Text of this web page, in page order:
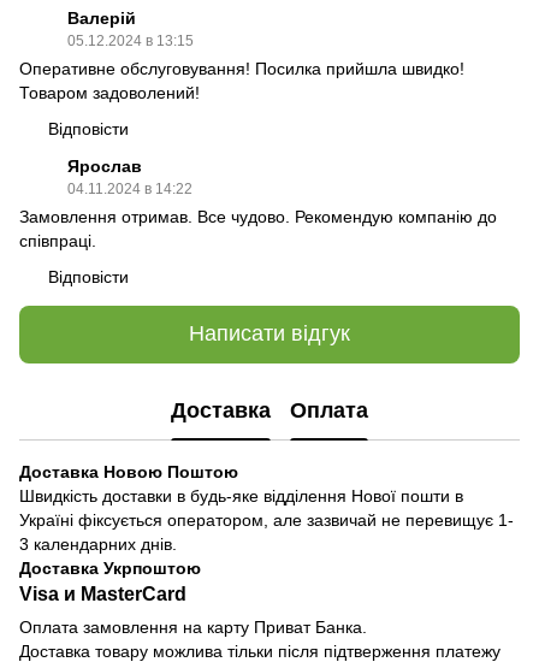
Валерій
05.12.2024 в 13:15
Оперативне обслуговування! Посилка прийшла швидко!
Товаром задоволений!
Відповісти
Ярослав
04.11.2024 в 14:22
Замовлення отримав. Все чудово. Рекомендую компанію до
співпраці.
Відповісти
Написати відгук
Доставка Оплата
Доставка Новою Поштою
Швидкість доставки в будь-яке відділення Нової пошти в
Україні фіксується оператором, але зазвичай не перевищує 1-
3 календарних днів.
Доставка Укрпоштою
Visa и MasterCard
Оплата замовлення на карту Приват Банка.
Доставка товару можлива тільки після підтверження платежу